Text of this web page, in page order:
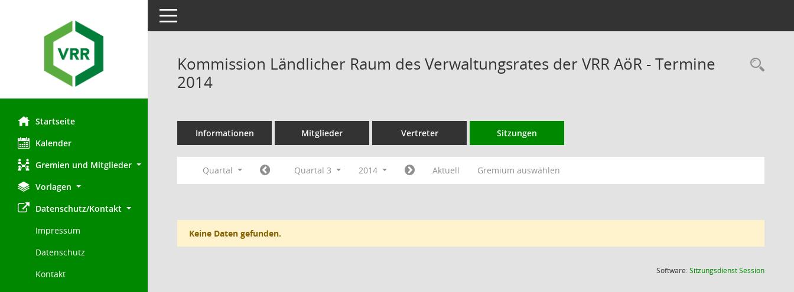
Startseite
Kalender
Gremien und Mitglieder
Vorlagen
Datenschutz/Kontakt
Impressum
Datenschutz
Kontakt
Toggle navigation
Kommission Ländlicher Raum des Verwaltungsrates der VRR AöR - Termine
2014
Informationen Mitglieder Vertreter Sitzungen
Quartal Quartal 3 2014 Aktuell Gremium auswählen
Keine Daten gefunden.
Software:SitzungsdienstSession(Wird in